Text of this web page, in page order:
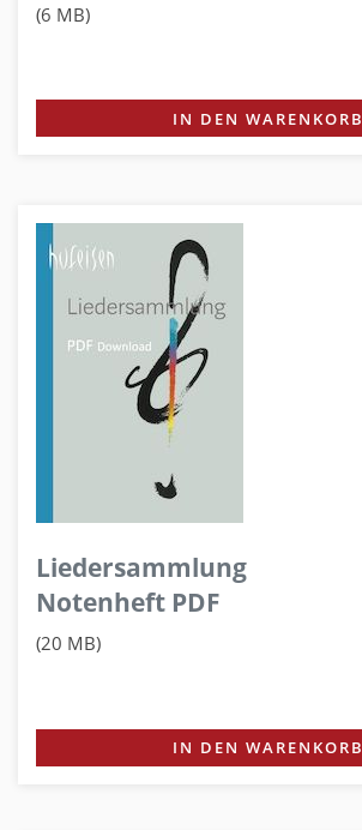
(6 MB)
IN DEN WARENKORB
Liedersammlung
Notenheft PDF
(20 MB)
IN DEN WARENKORB